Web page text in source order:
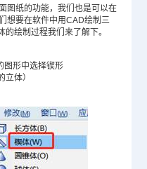
图纸的功能，我们也是可以在
想要在软件中用CAD绘制三
绘制过程我们来了解下。
图形中选择锲形
立体）